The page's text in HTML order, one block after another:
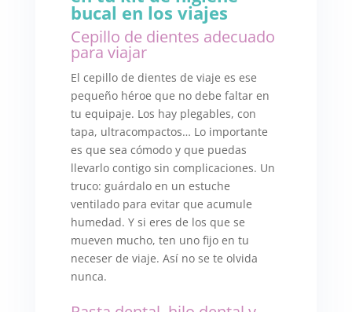
bucal en los viajes
Cepillo de dientes adecuado
para viajar
El cepillo de dientes de viaje es ese
pequeño héroe que no debe faltar en
tu equipaje. Los hay plegables, con
tapa, ultracompactos… Lo importante
es que sea cómodo y que puedas
llevarlo contigo sin complicaciones. Un
truco: guárdalo en un estuche
ventilado para evitar que acumule
humedad. Y si eres de los que se
mueven mucho, ten uno fijo en tu
neceser de viaje. Así no se te olvida
nunca.